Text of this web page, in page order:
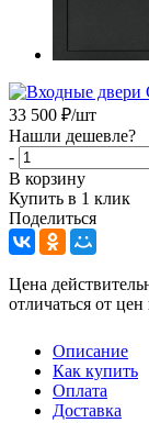
33 500 ₽/шт
Нашли дешевле?
-
В корзину
Купить в 1 клик
Поделиться
Цена
отличаться от
Описание
Как купить
Оплата
Доставка